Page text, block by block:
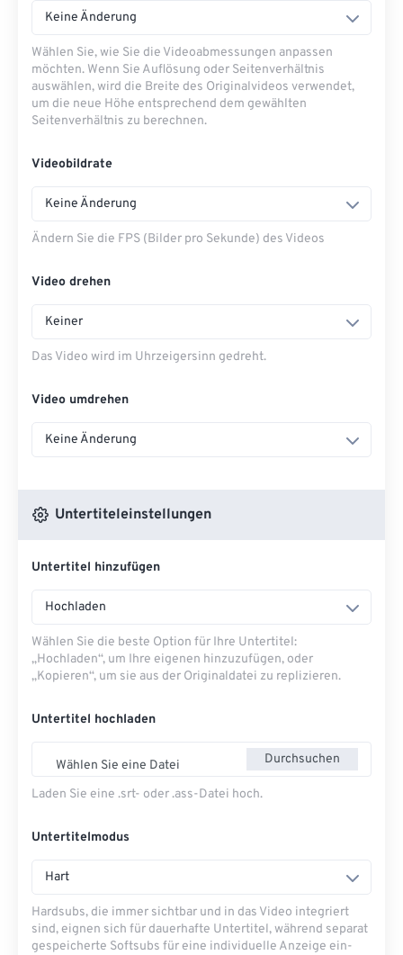
Keine Änderung
Wählen Sie, wie Sie die Videoabmessungen anpassen
möchten. Wenn Sie Auflösung oder Seitenverhältnis
auswählen, wird die Breite des Originalvideos verwendet,
um die neue Höhe entsprechend dem gewählten
Seitenverhältnis zu berechnen.
Videobildrate
Keine Änderung
Ändern Sie die FPS (Bilder pro Sekunde) des Videos
Video drehen
Keiner
Das Video wird im Uhrzeigersinn gedreht.
Video umdrehen
Keine Änderung
Untertiteleinstellungen
Untertitel hinzufügen
Hochladen
Wählen Sie die beste Option für Ihre Untertitel:
„Hochladen“, um Ihre eigenen hinzuzufügen, oder
„Kopieren“, um sie aus der Originaldatei zu replizieren.
Untertitel hochladen
Wählen Sie eine Datei Durchsuchen
Laden Sie eine .srt- oder .ass-Datei hoch.
Untertitelmodus
Hart
Hardsubs, die immer sichtbar und in das Video integriert
sind, eignen sich für dauerhafte Untertitel, während separat
gespeicherte Softsubs für eine individuelle Anzeige ein-